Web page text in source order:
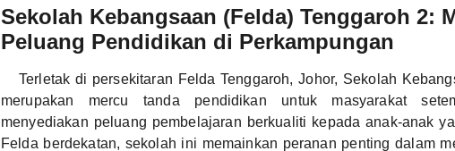
Sekolah Kebangsaan (Felda) Tenggaroh 2:
Peluang Pendidikan di Perkampungan
Terletak di persekitaran Felda Tenggaroh, Johor, Sekolah
merupakan mercu tanda pendidikan untuk masyarakat
menyediakan peluang pembelajaran berkualiti kepada anak-anak
Felda berdekatan, sekolah ini memainkan peranan penting dalam